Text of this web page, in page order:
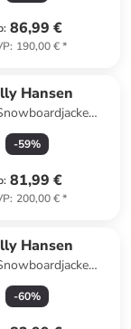
: 86,99 €
: 190,00 €*
Hansen
Race" in Blau
-59%
: 81,99 €
: 200,00 €*
Hansen
in Hellblau/ Orange
-60%